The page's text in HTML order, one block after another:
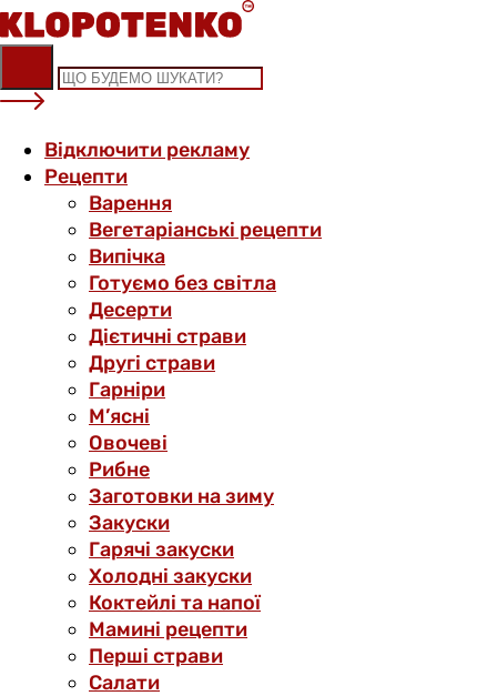
Skip
to
content
Відключити рекламу
Рецепти
Варення
Вегетаріанські рецепти
Випічка
Готуємо без світла
Десерти
Дієтичні страви
Другі страви
Гарніри
М’ясні
Овочеві
Рибне
Заготовки на зиму
Закуски
Гарячі закуски
Холодні закуски
Коктейлі та напої
Мамині рецепти
Перші страви
Салати